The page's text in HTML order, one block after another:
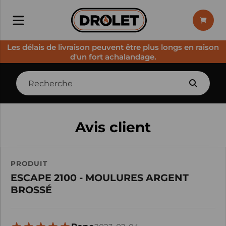
Les délais de livraison peuvent être plus longs en raison
d'un fort achalandage.
Avis client
PRODUIT
ESCAPE 2100 - MOULURES ARGENT
BROSSÉ